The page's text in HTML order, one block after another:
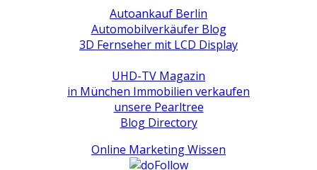
Autoankauf Berlin
Automobilverkäufer Blog
3D Fernseher mit LCD Display
UHD-TV Magazin
in München Immobilien verkaufen
unsere Pearltree
Blog Directory
Online Marketing Wissen